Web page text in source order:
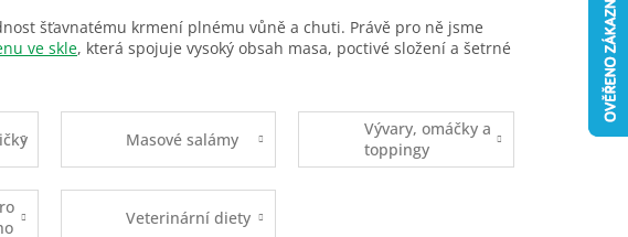
šťavnatému krmení plnému vůně a chuti. Právě pro ně jsme
ve skle, která spojuje vysoký obsah masa, poctivé složení a šetrné
Masové salámy
Vývary, omáčky a
toppingy
Veterinární diety